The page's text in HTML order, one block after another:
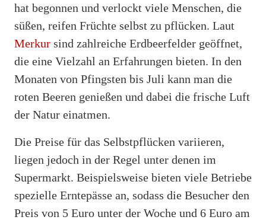
hat begonnen und verlockt viele Menschen, die
süßen, reifen Früchte selbst zu pflücken. Laut
Merkur sind zahlreiche Erdbeerfelder geöffnet,
die eine Vielzahl an Erfahrungen bieten. In den
Monaten von Pfingsten bis Juli kann man die
roten Beeren genießen und dabei die frische Luft
der Natur einatmen.
Die Preise für das Selbstpflücken variieren,
liegen jedoch in der Regel unter denen im
Supermarkt. Beispielsweise bieten viele Betriebe
spezielle Erntepässe an, sodass die Besucher den
Preis von 5 Euro unter der Woche und 6 Euro am